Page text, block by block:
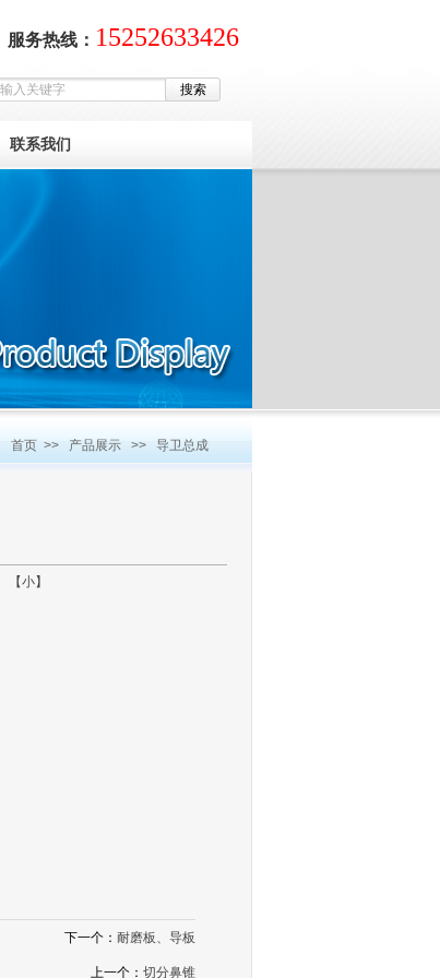
服务热线： 15252633426
联系我们
首页 >> 产品展示 >> 导卫总成
【小】
下一个： 耐磨板、导板
上一个： 切分鼻锥